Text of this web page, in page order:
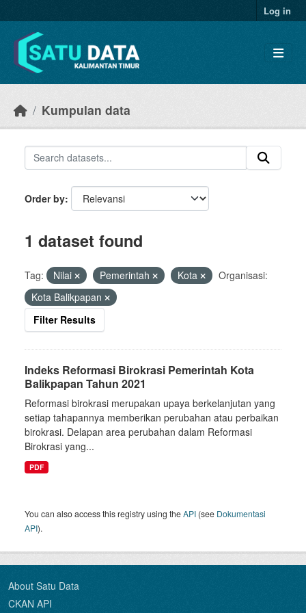
Log in
Kumpulan data
Order by
1 dataset found
Tag: Nilai Pemerintah Kota
Organisasi:
Kota Balikpapan
Filter Results
Indeks Reformasi Birokrasi Pemerintah Kota
Balikpapan Tahun 2021
Reformasi birokrasi merupakan upaya berkelanjutan yang
setiap tahapannya memberikan perubahan atau perbaikan
birokrasi. Delapan area perubahan dalam Reformasi
Birokrasi yang...
PDF
You can also access this registry using theAPI (see Dokumentasi
API).
About Satu Data
CKAN API